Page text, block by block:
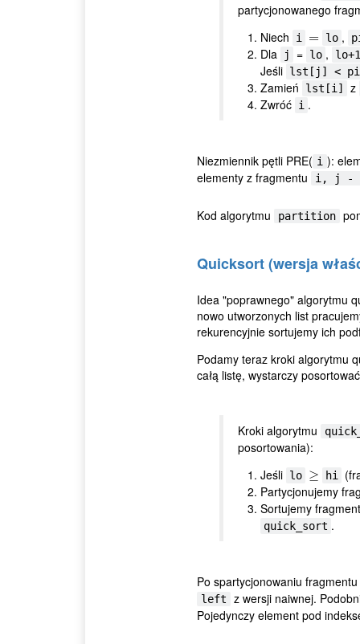
partycjonowanego
Niech
i =
= lo ,
Dla j = lo , lo+1
Jeśli lst[j] <
Zamień lst[i]
z
Zwróć i .
Niezmiennik pętli PRE( i ):
elementy z fragmentu
i, j -
Kod algorytmu partition
Quicksort (wersja
Idea "poprawnego" algorytmu
nowo utworzonych list
rekurencyjnie sortujemy ich
Podamy teraz kroki algorytmu
całą listę, wystarczy
Kroki algorytmu
posortowania):
Jeśli lo ≥
≥ hi
Partycjonujemy
Sortujemy
quick_sort .
Po spartycjonowaniu fragmentu
left
z wersji naiwnej.
Pojedynczy element pod